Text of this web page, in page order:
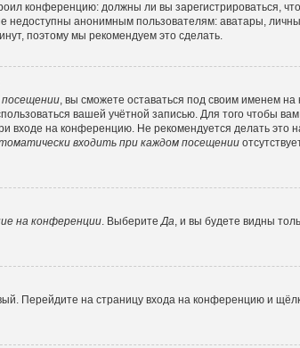
конференцию: должны ли вы зарегистрироваться,
недоступны анонимным пользователям: аватары,
поэтому мы рекомендуем это сделать.
, вы сможете оставаться под своим именем
вашей учётной записью. Для того чтобы
входе на конференцию. Не рекомендуется делать это
входить при каждом посещении
на конференции. ВыберитеДа, и вы будете видны
Перейдите на страницу входа на конференцию и